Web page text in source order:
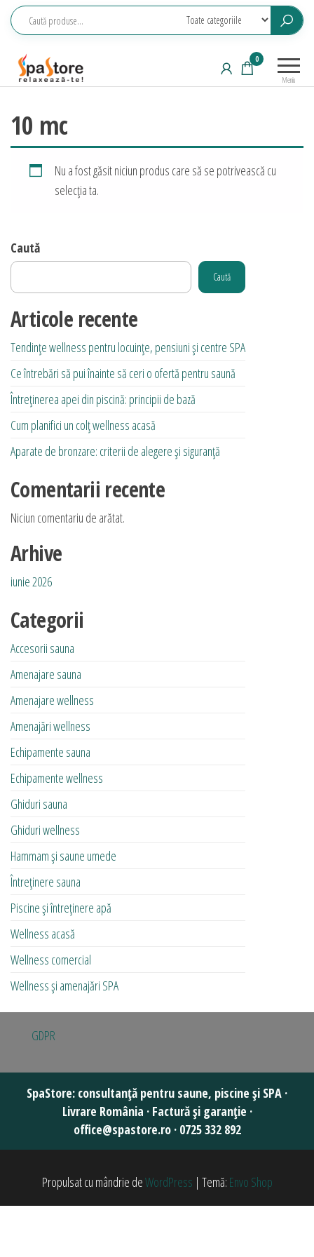
Sari
saune, Meniu
0
10 mc
Nu a fost găsit niciun produs care să se potrivească cu
selecția ta.
Caută
Caută
Articole recente
Tendințe wellness pentru locuințe, pensiuni și centre SPA
Ce întrebări să pui înainte să ceri o ofertă pentru saună
Întreținerea apei din piscină: principii de bază
Cum planifici un colț wellness acasă
Aparate de bronzare: criterii de alegere și siguranță
Comentarii recente
Niciun comentariu de arătat.
Arhive
iunie 2026
Categorii
Accesorii sauna
Amenajare sauna
Amenajare wellness
Amenajări wellness
Echipamente sauna
Echipamente wellness
Ghiduri sauna
Ghiduri wellness
Hammam și saune umede
Întreținere sauna
Piscine și întreținere apă
Wellness acasă
Wellness comercial
Wellness și amenajări SPA
GDPR
Propulsat cu mândrie deWordPress | Temă: Envo Shop